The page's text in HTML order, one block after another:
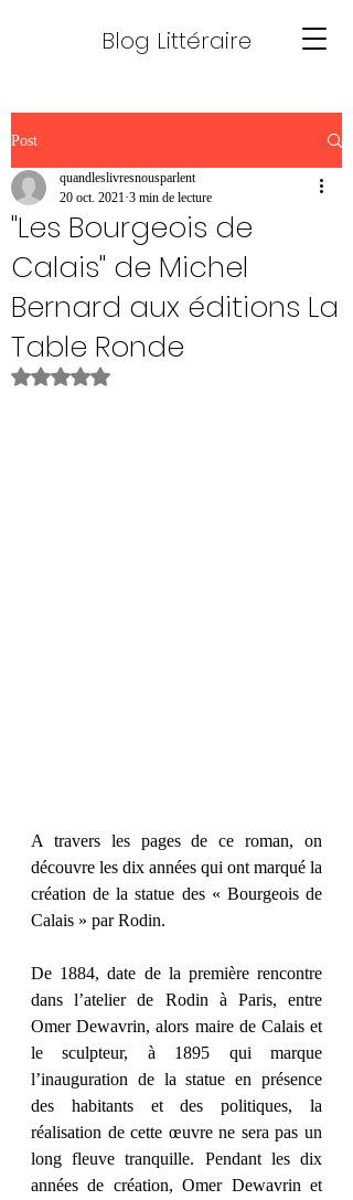
Blog Littéraire
Post
"Les Bourgeois de
Calais" de Michel
Bernard aux éditions La
Table Ronde
quandleslivresnousparlent
20 oct. 2021 3 min de lecture
Noté NaN étoiles sur 5.
A travers les pages de ce roman, on
découvre les dix années qui ont marqué la
création de la statue des « Bourgeois de
Calais » par Rodin.
De 1884, date de la première rencontre
dans l’atelier de Rodin à Paris, entre
Omer Dewavrin, alors maire de Calais et
le sculpteur, à 1895 qui marque
l’inauguration de la statue en présence
des habitants et des politiques, la
réalisation de cette œuvre ne sera pas un
long fleuve tranquille. Pendant les dix
années de création, Omer Dewavrin et